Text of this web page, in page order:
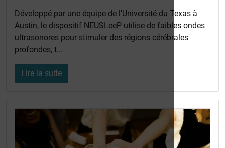
Développé par une équipe de l’Université du Texas à
Austin, le dispositif NEUSLeeP utilise de faibles ondes
ultrasonores pour stimuler des régions cérébrales
profondes, t...
Lire la suite